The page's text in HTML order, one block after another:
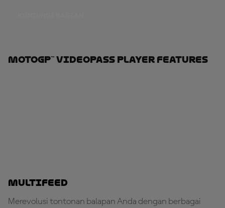
MotoGP™ VideoPass Player Features
Multifeed
Merevolusi tontonan balapan Anda dengan berbagai